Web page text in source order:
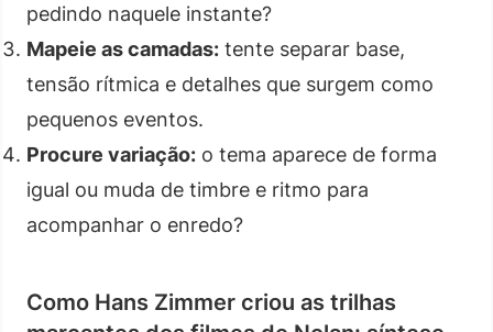
pedindo naquele instante?
Mapeie as camadas: tente separar base,
tensão rítmica e detalhes que surgem como
pequenos eventos.
Procure variação: o tema aparece de forma
igual ou muda de timbre e ritmo para
acompanhar o enredo?
Como Hans Zimmer criou as trilhas